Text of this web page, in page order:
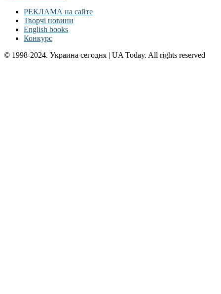
РЕКЛАМА на сайте
Творчі новини
English books
Конкурс
© 1998-2024. Украина сегодня | UA Today. All rights reserved